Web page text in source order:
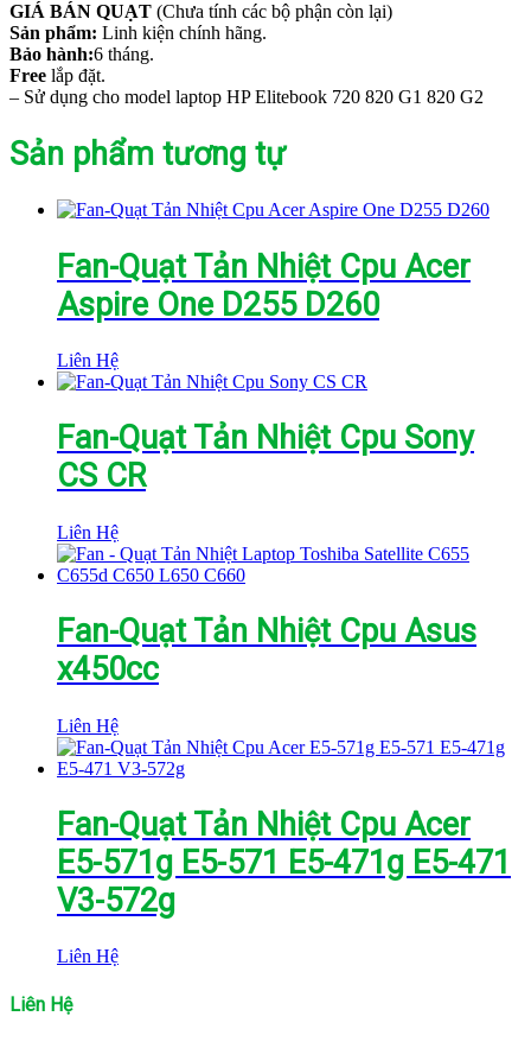
GIÁ BÁN QUẠT (Chưa tính các bộ phận còn lại)
Sản phẩm: Linh kiện chính hãng.
Bảo hành:6 tháng.
Free lắp đặt.
– Sử dụng cho model laptop HP Elitebook 720 820 G1 820 G2
Sản phẩm tương tự
Fan-Quạt Tản Nhiệt Cpu Acer
Aspire One D255 D260
Liên Hệ
Fan-Quạt Tản Nhiệt Cpu Sony
CS CR
Liên Hệ
Fan-Quạt Tản Nhiệt Cpu Asus
x450cc
Liên Hệ
Fan-Quạt Tản Nhiệt Cpu Acer
E5-571g E5-571 E5-471g E5-471
V3-572g
Liên Hệ
Liên Hệ